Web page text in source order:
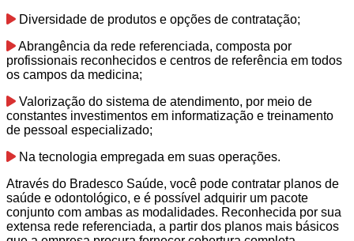
Diversidade de produtos e opções de contratação;
Abrangência da rede referenciada, composta por
profissionais reconhecidos e centros de referência em todos
os campos da medicina;
Valorização do sistema de atendimento, por meio de
constantes investimentos em informatização e treinamento
de pessoal especializado;
Na tecnologia empregada em suas operações.
Através do Bradesco Saúde, você pode contratar planos de
saúde e odontológico, e é possível adquirir um pacote
conjunto com ambas as modalidades. Reconhecida por sua
extensa rede referenciada, a partir dos planos mais básicos